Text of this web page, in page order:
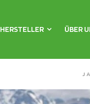
HERSTELLER ÜBER